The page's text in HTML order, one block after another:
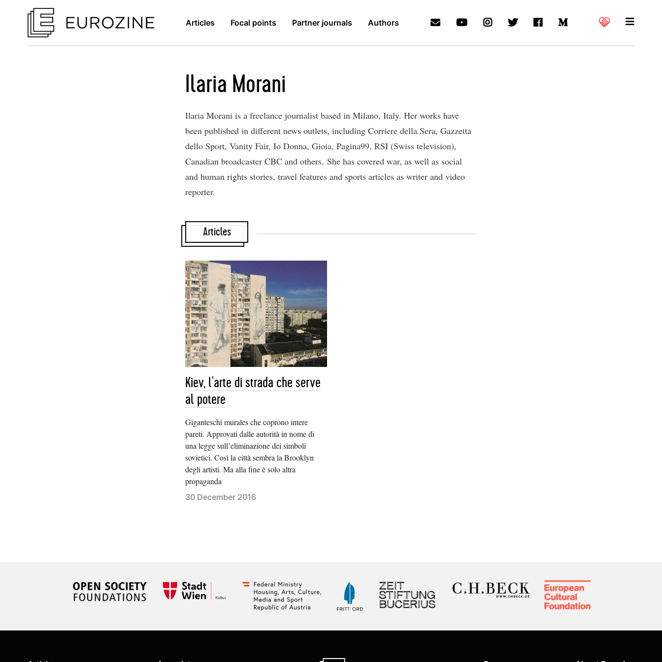
Articles Focal points Partner journals Authors
Ilaria Morani
Ilaria Morani is a freelance journalist based in Milano, Italy. Her works have
been published in different news outlets, including Corriere della Sera, Gazzetta
dello Sport, Vanity Fair, Io Donna, Gioia, Pagina99, RSI (Swiss television),
Canadian broadcaster CBC and others. She has covered war, as well as social
and human rights stories, travel features and sports articles as writer and video
reporter.
Articles
Kiev, l'arte di strada che serve
al potere
Giganteschi murales che coprono intere
pareti. Approvati dalle autorità in nome di
una legge sull’eliminazione dei simboli
sovietici. Così la città sembra la Brooklyn
degli artisti. Ma alla fine è solo altra
propaganda
30 December 2016